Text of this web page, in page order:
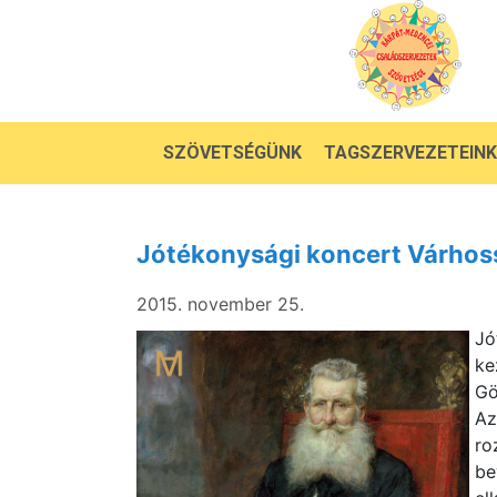
SZÖVETSÉGÜNK TAGSZERVEZETEINK
Jótékonysági koncert
2015. november 25.